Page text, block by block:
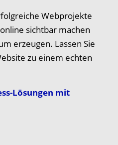
Webprojekte
sichtbar machen
erzeugen. Lassen Sie
zu einem echten
Lösungen mit